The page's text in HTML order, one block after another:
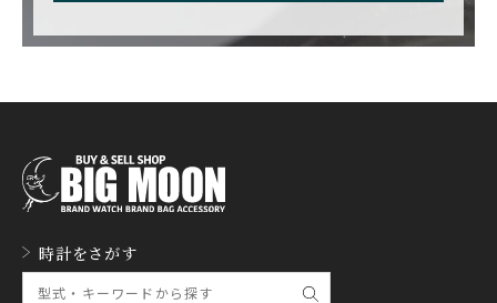
ファーブル・ルーバ フォルティス
FRANCK MULLER NT
GERALD GENTA
ジェラルド・ジェンタ
GLASHUTTE ORIGINA
L
グラスヒュッテ・オリジ
ナル
グッチ
時計をさがす